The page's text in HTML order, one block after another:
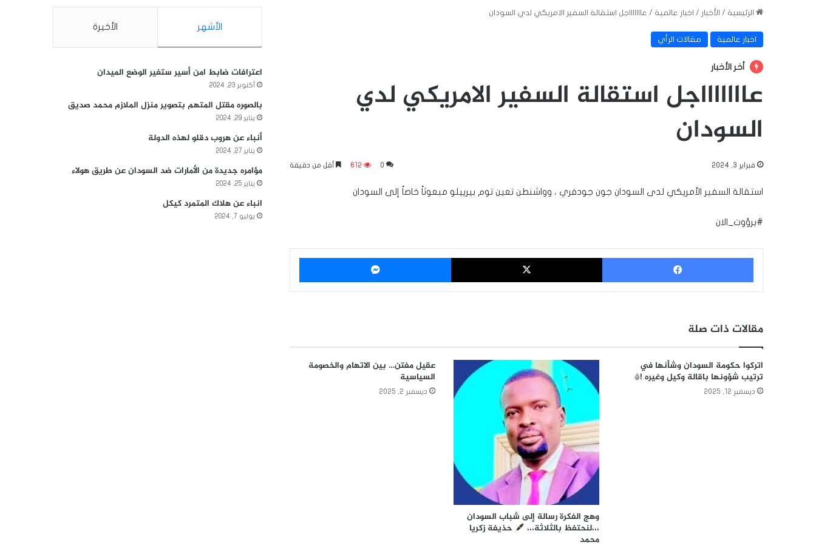
الرئيسية / الأخبار / اخبار عالمية / عاااااااجل استقالة السفير الامريكي لدي السودان
اخبار عالمية مقالات الرأي
أخر الأخبار
عاااااااجل استقالة السفير الامريكي لدي
السودان
فبراير 3, 2024 0
612 أقل من دقيقة
استقالة السفير الأمريكي لدى السودان جون جودفري ، وواشنطن تعين توم بيرييلو مبعوثاً خاصاً إلى السودان
#برؤوت_الان
فيسبوك ‫X
مقالات ذات صلة
اتركوا حكومة السودان وشأنها في
ترتيب شؤونها باقالة وكيل وغيره !*
ديسمبر 12, 2025
وهج الفكرة رسالة إلى شباب السودان
،،،لنحتفظ بالثلاثة،،،
حذيفة زكريا
محمد
عقيل مفتن… بين الاتهام والخصومة
السياسية
ديسمبر 2, 2025
الأشهر الأخيرة
اعترافات ضابط امن أسير ستغير الوضع الميدان
أكتوبر 23, 2024
بالصوره مقتل المتهم بتصوير منزل الملازم محمد صديق
يناير 29, 2024
أنباء عن هروب دقلو لهذه الدولة
يناير 27, 2024
مؤامره جديدة من الأمارات ضد السودان عن طريق هولاء
يناير 25, 2024
انباء عن هلاك المتمرد كيكل
يوليو 7, 2024